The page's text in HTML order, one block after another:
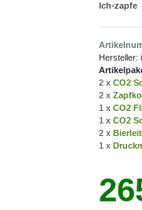
Ich-zapfe
Hersteller:
2 x CO2
2 x
1 x CO2
1 x CO2
2 x
1 x